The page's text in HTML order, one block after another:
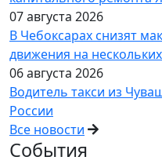
07 августа 2026
В Чебоксарах снизят
движения на
06 августа 2026
Водитель такси из
России
Все новости
События